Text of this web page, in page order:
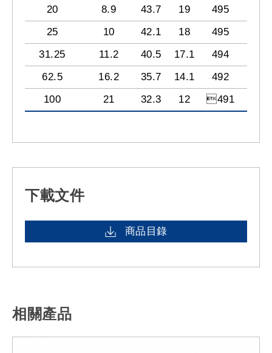
20
8.9 43.7 19 495
25
10 42.1 18 495
31.25
11.2 40.5 17.1 494
62.5
16.2 35.7 14.1 492
100
21 32.3 12 491
下載文件
商品目錄
相關產品